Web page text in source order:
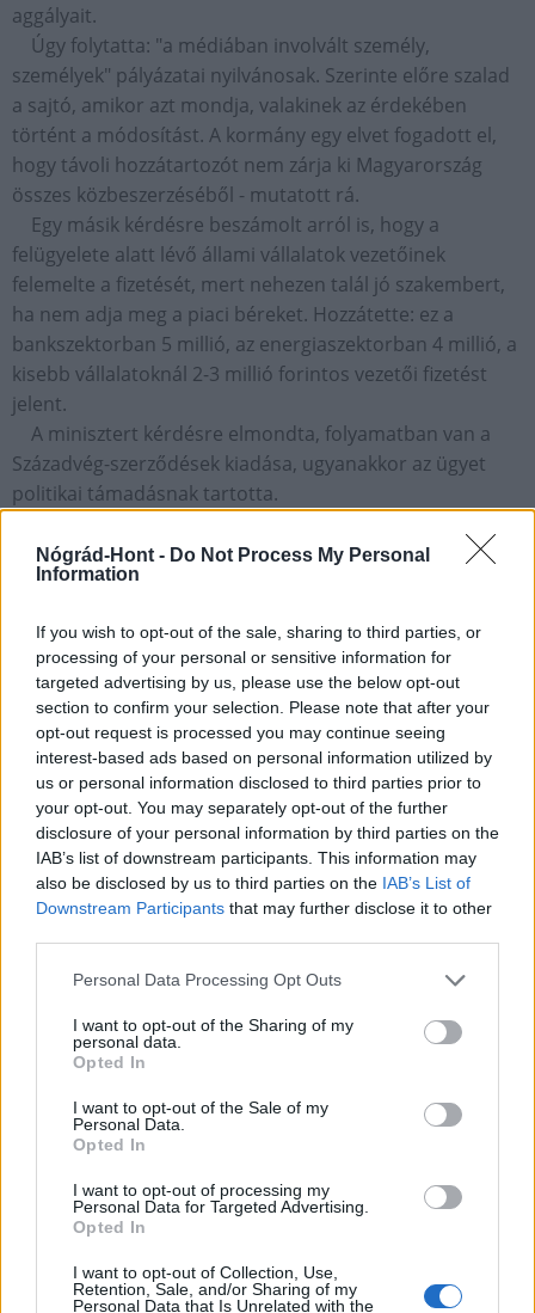
Nógrád-Hont - Do Not Process My Personal
Information
If you wish to opt-out of the sale, sharing to third parties, or
processing of your personal or sensitive information for
targeted advertising by us, please use the below opt-out
section to confirm your selection. Please note that after your
opt-out request is processed you may continue seeing
interest-based ads based on personal information utilized by
us or personal information disclosed to third parties prior to
your opt-out. You may separately opt-out of the further
disclosure of your personal information by third parties on the
IAB’s list of downstream participants. This information may
also be disclosed by us to third parties on the IAB’s List of
Downstream Participants that may further disclose it to other
Please note that this website/app uses one or more Google
not limited to your visit or usage behaviour. You may click to
grant or deny consent to Google and its third-party tags to
use your data for below specified purposes in below Google
consent section.
Personal Data Processing Opt Outs
I want to opt-out of the Sharing of my
personal data.
Opted In
I want to opt-out of the Sale of my
Personal Data.
Opted In
I want to opt-out of processing my
Personal Data for Targeted Advertising.
Opted In
I want to opt-out of Collection, Use,
Retention, Sale, and/or Sharing of my
Personal Data that Is Unrelated with the
aggályait.
Úgy folytatta: "a médiában involvált személy,
személyek" pályázatai nyilvánosak. Szerinte előre szalad
a sajtó, amikor azt mondja, valakinek az érdekében
történt a módosítást. A kormány egy elvet fogadott el,
hogy távoli hozzátartozót nem zárja ki Magyarország
összes közbeszerzéséből - mutatott rá.
Egy másik kérdésre beszámolt arról is, hogy a
felügyelete alatt lévő állami vállalatok vezetőinek
felemelte a fizetését, mert nehezen talál jó szakembert,
ha nem adja meg a piaci béreket. Hozzátette: ez a
bankszektorban 5 millió, az energiaszektorban 4 millió, a
kisebb vállalatoknál 2-3 millió forintos vezetői fizetést
jelent.
A minisztert kérdésre elmondta, folyamatban van a
Századvég-szerződések kiadása, ugyanakkor az ügyet
politikai támadásnak tartotta.
milliárd forintot költött tanácsadásra, "a komcsik,
bocsánat a szocialisták" 2006 és 2010 között 17 milliárd
mti
fotó: deere.mindenkilapja.hu
GALÉRIA
Aktuális Év végéig 200 milliárd forintot fizetnek ki a gazdáknak
AJÁNLJUK MÉG